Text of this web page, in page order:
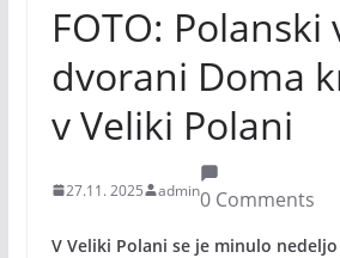
FOTO: Polanski
dvorani Doma
v Veliki Polani
27.11. 2025 admin0 Comments
V Veliki Polani se je minulo